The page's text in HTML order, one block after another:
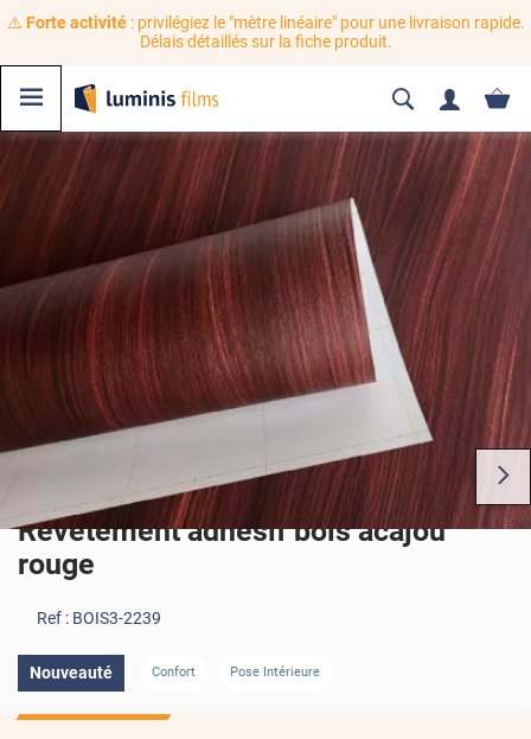
⚠️ Forte activité: privilégiez le "mètre linéaire" pour une livraison rapide.
Délais détaillés sur la fiche produit.
Revêtement adhésif bois acajou
rouge
Ref : BOIS3-2239
Nouveauté Confort Pose Intérieure